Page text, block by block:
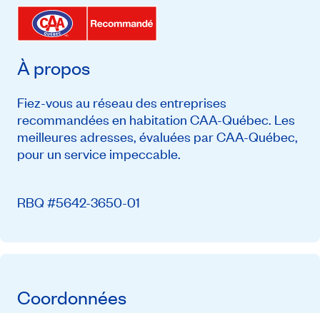
À propos
Fiez-vous au réseau des entreprises
recommandées en habitation CAA-Québec. Les
meilleures adresses, évaluées par CAA-Québec,
pour un service impeccable.
RBQ #5642-3650-01
Coordonnées